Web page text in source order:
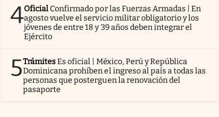
4Oficial Confirmado por las Fuerzas Armadas | En
agosto vuelve el servicio militar obligatorio y los
jóvenes de entre 18 y 39 años deben integrar el
Ejército
5TrámitesEs oficial | México, Perú y República
Dominicana prohíben el ingreso al país a todas las
personas que posterguen la renovación del
pasaporte